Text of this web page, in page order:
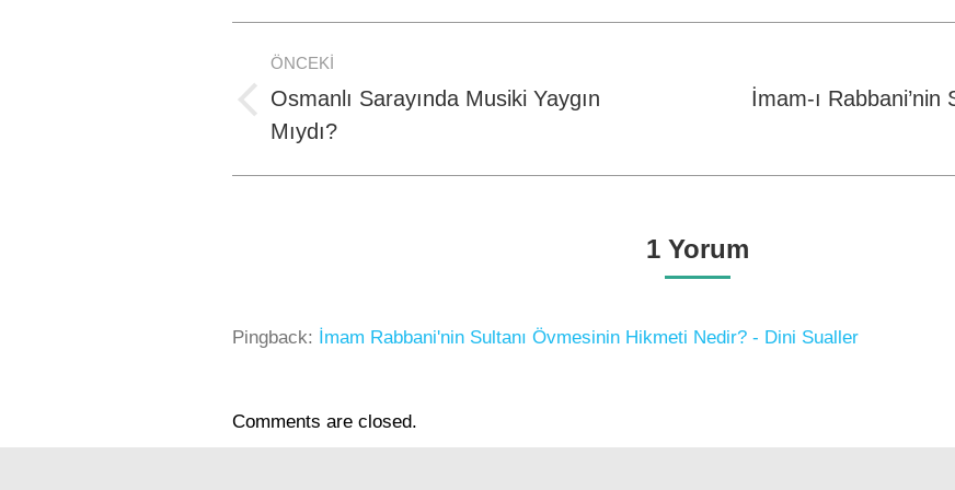
Post
navigation
ÖNCEKI
Previous
post:
Osmanlı Sarayında Musiki Yaygın
Mıydı?
Next
İmam-ı Rabbani’nin
1 Yorum
Pingback: İmam Rabbani'nin Sultanı Övmesinin Hikmeti Nedir? - Dini Sualler
Comments are closed.